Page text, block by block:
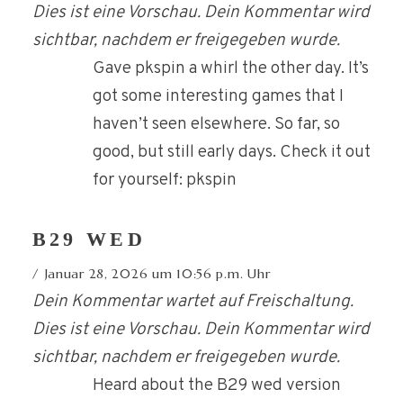
Dies ist eine Vorschau. Dein Kommentar wird
sichtbar, nachdem er freigegeben wurde.
Gave pkspin a whirl the other day. It’s
got some interesting games that I
haven’t seen elsewhere. So far, so
good, but still early days. Check it out
for yourself: pkspin
B29 WED
Januar 28, 2026 um 10:56 p.m. Uhr
Dein Kommentar wartet auf Freischaltung.
Dies ist eine Vorschau. Dein Kommentar wird
sichtbar, nachdem er freigegeben wurde.
Heard about the B29 wed version